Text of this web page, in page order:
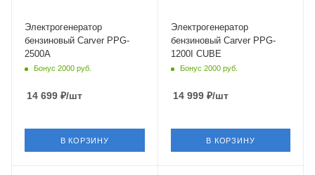
Электрогенератор
бензиновый Carver PPG-
2500A
Бонус 2000 руб.
14 699 ₽/шт
В КОРЗИНУ
Электрогенератор
бензиновый Carver PPG-
1200I CUBE
Бонус 2000 руб.
14 999₽/шт
В КОРЗИНУ